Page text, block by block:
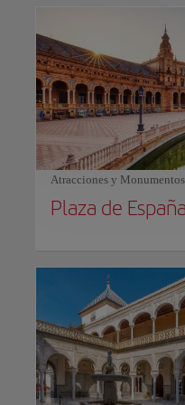
Triana, cuna del flamenco,
fascina con su laberinto de
historia.
Entretenimiento y ocio en
¿Buscas una noche animada?
todo. Ya sea que prefieras
Guadalquiviro un acogedor
sigue vibrante hasta tarde.
Al caer la noche, sumérgete
asistiendo a los espectáculos
Si prefieres un ambiente más
ciudad ofrecen un refugio
perfecto para un paseo
hermosas fuentes. Un
manera ideal de relajarte
amantes de las actividades al
orillas del ríoGuadalquivir
impresionantes. Y para los
Cartuja es un importante
Atracciones y Monumentos
Plaza de España